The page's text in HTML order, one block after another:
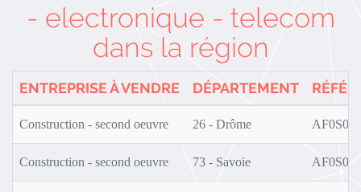
- electronique - telecom
dans la région
ENTREPRISE À VENDRE DÉPARTEMENT
Construction - second oeuvre 26 - Drôme
Construction - second oeuvre 73 - Savoie